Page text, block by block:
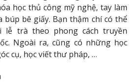
học thủ công mỹ nghệ, tay làm
búp bê giấy. Bạn thậm chí có thể
lễ trà theo phong cách truyền
Ngoài ra, cũng có những học
cụ, học viết thư pháp, …